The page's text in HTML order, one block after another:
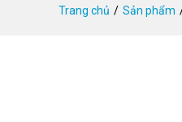
Trang chủ Sản phẩm